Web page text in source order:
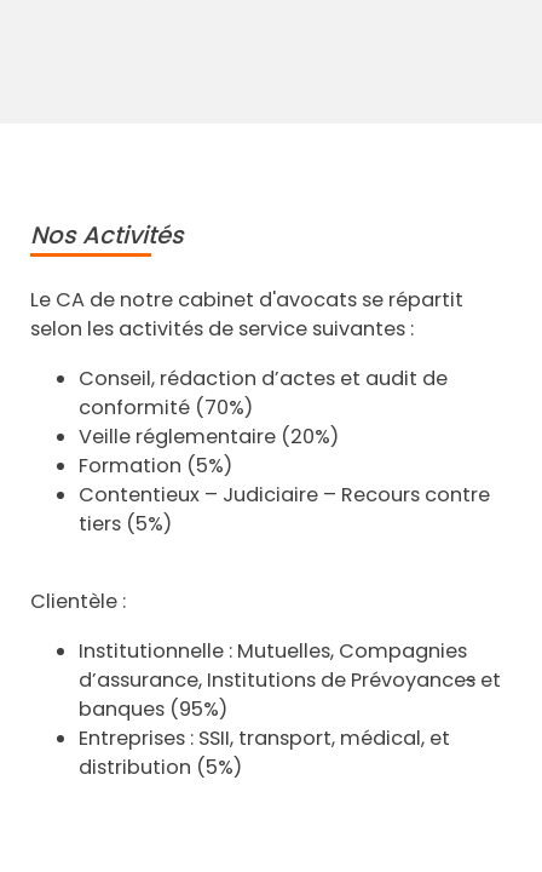
Nos Activités
Le CA de notre cabinet d'avocats se répartit
selon les activités de service suivantes :
Conseil, rédaction d’actes et audit de
conformité (70%)
Veille réglementaire (20%)
Formation (5%)
Contentieux – Judiciaire – Recours contre
tiers (5%)
Clientèle :
Institutionnelle : Mutuelles, Compagnies
d’assurance, Institutions de Prévoyanceset
banques (95%)
Entreprises : SSII, transport, médical, et
distribution (5%)